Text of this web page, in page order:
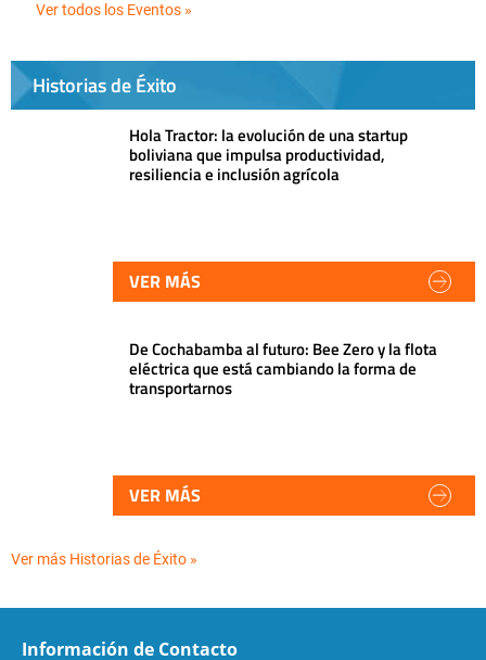
Ver todos los Eventos »
Historias de Éxito
Hola Tractor: la evolución de una startup
boliviana que impulsa productividad,
resiliencia e inclusión agrícola
VER MÁS
De Cochabamba al futuro: Bee Zero y la flota
eléctrica que está cambiando la forma de
transportarnos
VER MÁS
Ver más Historias de Éxito »
Información de Contacto